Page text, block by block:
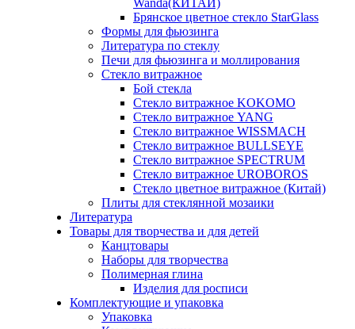
Wanda(КИТАЙ)
Брянское цветное стекло StarGlass
Формы для фьюзинга
Литература по стеклу
Печи для фьюзинга и моллирования
Стекло витражное
Бой стекла
Стекло витражное KOKOMO
Стекло витражное YANG
Стекло витражное WISSMACH
Стекло витражное BULLSEYE
Стекло витражное SPECTRUM
Стекло витражное UROBOROS
Стекло цветное витражное (Китай)
Плиты для стеклянной мозаики
Литература
Товары для творчества и для детей
Канцтовары
Наборы для творчества
Полимерная глина
Изделия для росписи
Комплектующие и упаковка
Упаковка